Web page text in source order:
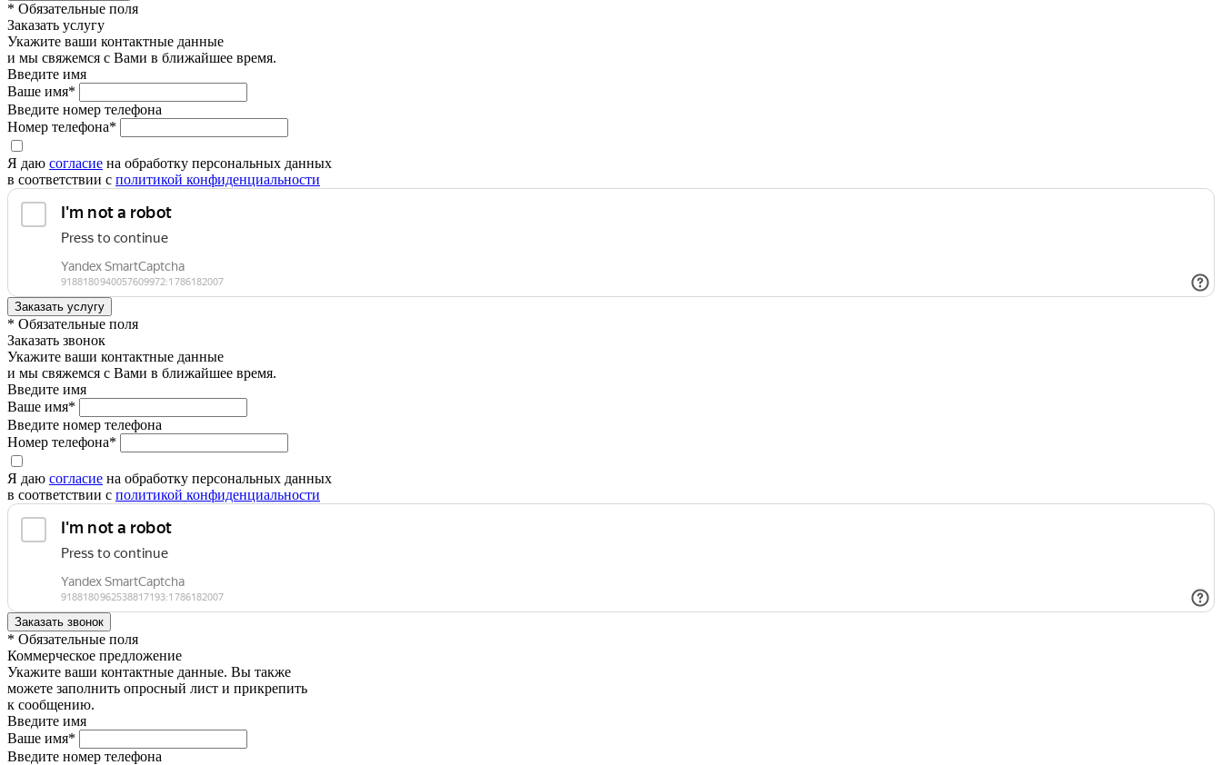
* Обязательные поля
Заказать услугу
Укажите ваши контактные данные
и мы свяжемся с Вами в ближайшее время.
Введите имя
Ваше имя*
Введите номер телефона
Номер телефона*
Я даю согласие на обработку персональных данных
в соответствии с политикой конфиденциальности
* Обязательные поля
Заказать звонок
Укажите ваши контактные данные
и мы свяжемся с Вами в ближайшее время.
Введите имя
Ваше имя*
Введите номер телефона
Номер телефона*
Я даю согласие на обработку персональных данных
в соответствии с политикой конфиденциальности
* Обязательные поля
Коммерческое предложение
Укажите ваши контактные данные. Вы также
можете заполнить опросный лист и прикрепить
к сообщению.
Введите имя
Ваше имя*
Введите номер телефона